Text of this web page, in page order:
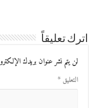
اترك تعليقاً
لن يتم نشر عنوان بريدك
التعليق*